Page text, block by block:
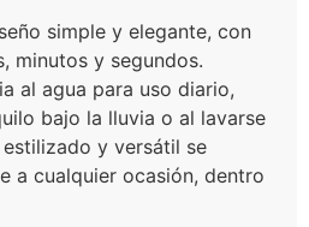
simple y elegante, con
minutos y segundos.
al agua para uso diario,
bajo la lluvia o al lavarse
y versátil se
a cualquier ocasión, dentro